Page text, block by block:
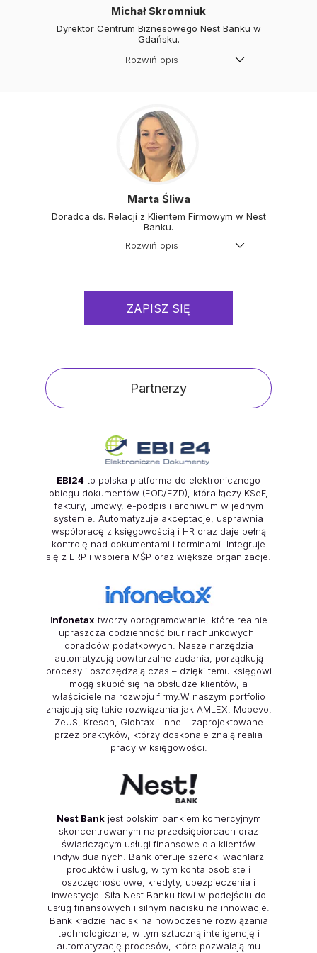
biznesowymi.
Rozwiń opis
Pracuje z klientami z różnych sektorów
gospodarki, koncentrując się na
realnych potrzebach biznesowych i
długofalowych relacjach. W swojej
pracy wychodzę z założenia, że każdy
klient jest kluczowy, a każdy proces -
niezależnie od skali - wymaga takiej
Michał Skromniuk
Dyrektor Centrum Biznesowego Nest Banku w
Gdańsku.
Rozwiń opis
rozwiązaniach finansowych dla firm.
Marta Śliwa
Doradca ds. Relacji z Klientem Firmowym w Nest
Banku.
ZAPISZ SIĘ
Partnerzy
EBI24 to polska platforma do elektronicznego
obiegu dokumentów (EOD/EZD), która łączy KSeF,
faktury, umowy, e-podpis i archiwum w jednym
systemie. Automatyzuje akceptacje, usprawnia
współpracę z księgowością i HR oraz daje pełną
kontrolę nad dokumentami i terminami. Integruje
się z ERP i wspiera MŚP oraz większe organizacje.
Infonetax tworzy oprogramowanie, które realnie
upraszcza codzienność biur rachunkowych i
doradców podatkowych. Nasze narzędzia
automatyzują powtarzalne zadania, porządkują
procesy i oszczędzają czas – dzięki temu księgowi
mogą skupić się na obsłudze klientów, a
właściciele na rozwoju firmy.W naszym portfolio
znajdują się takie rozwiązania jak AMLEX, Mobevo,
ZeUS, Kreson, Globtax i inne – zaprojektowane
przez praktyków, którzy doskonale znają realia
pracy w księgowości.
Nest Bankjest polskim bankiem komercyjnym
skoncentrowanym na przedsiębiorcach oraz
świadczącym usługi finansowe dla klientów
indywidualnych. Bank oferuje szeroki wachlarz
produktów i usług, w tym konta osobiste i
oszczędnościowe, kredyty, ubezpieczenia i
inwestycje. Siła Nest Banku tkwi w podejściu do
usług finansowych i silnym nacisku na innowacje.
Bank kładzie nacisk na nowoczesne rozwiązania
technologiczne, w tym sztuczną inteligencję i
automatyzację procesów, które pozwalają mu